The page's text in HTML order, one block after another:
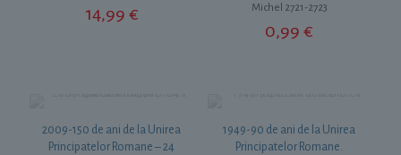
14,99 €
Michel 2721-2723
0,99€
2009-150 de ani de la Unirea
Principatelor Romane – 24
1949-90 de ani de la Unirea
Principatelor Romane.